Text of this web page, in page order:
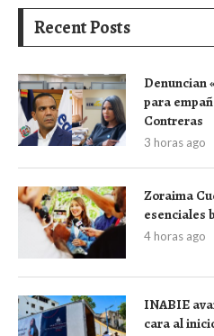
Recent Posts
Denuncian
para
Contreras
3 horas ago
Zoraima
esenciales
4 horas ago
INABIE
cara al